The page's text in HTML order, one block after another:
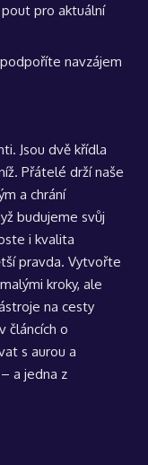
pro aktuální
navzájem
Jsou dvě křídla
Přátelé drží naše
a chrání
budujeme svůj
i kvalita
pravda. Vytvořte
kroky, ale
na cesty
článcích o
s aurou a
a jedna z